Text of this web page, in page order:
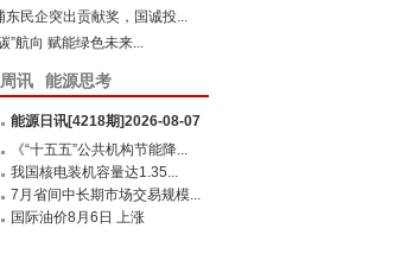
东民企突出贡献奖，国诚投...
”航向 赋能绿色未来...
讯 能源思考
能源日讯[4218期]2026-08-07
《“十五五”公共机构节能降...
我国核电装机容量达1.35...
7月省间中长期市场交易规模...
国际油价8月6日 上涨